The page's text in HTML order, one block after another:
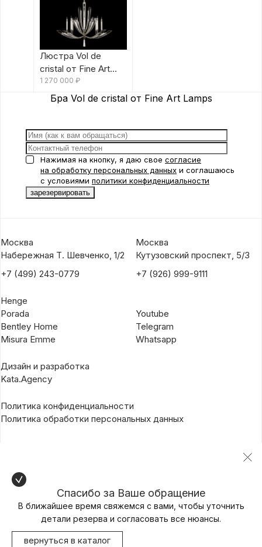
Люстра Vol de
cristal от Fine Art
Lamps
1 270 000 ₽
Бра Vol de cristal от Fine Art Lamps
Нажимая на кнопку, я даю свое согласие
на обработку персональных данных и соглашаюсь
с условиями политики конфиденциальности
Москва
Набережная Т. Шевченко, 1/2
+7 (499) 243-0779
Москва
Кутузовский проспект, 5/3
+7 (926) 999-9111
Henge
Porada
Bentley Home
Misura Emme
Youtube
Telegram
Whatsapp
Дизайн и разработка
Kata.Agency
Политика конфиденциальности
Политика обработки персональных данных
Спасибо за Ваше обращение
В ближайшее время свяжемся с вами, чтобы уточнить
детали резерва и согласовать все нюансы.
вернуться в каталог